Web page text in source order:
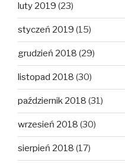
luty 2019 (23)
styczeń 2019 (15)
grudzień 2018 (29)
listopad 2018 (30)
październik 2018 (31)
wrzesień 2018 (30)
sierpień 2018 (17)